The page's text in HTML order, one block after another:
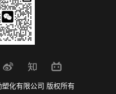
化有限公司 版权所有